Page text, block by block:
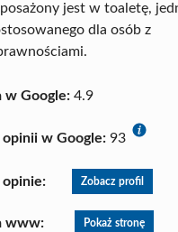
jest w toaletę,
dla osób z
w Google: 4.9
opinii w Google: 93
opinie: Zobacz profil
www: Pokaż stronę